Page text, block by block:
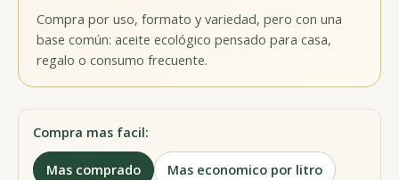
Compra por uso, formato y variedad, pero con una
base común: aceite ecológico pensado para casa,
regalo o consumo frecuente.
Compra mas facil:
Mas comprado Mas economico por litro